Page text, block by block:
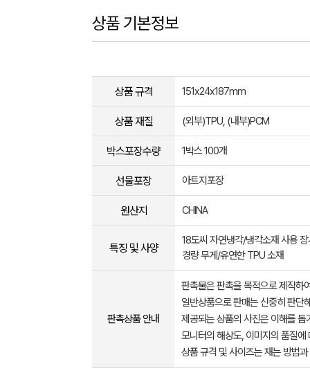
상품 기본정보
상품 규격 151x24x187mm
상품 재질 (외부)TPU, (내부)PCM
박스포장수량 1박스 100개
선물포장 아트지포장
원산지 CHINA
특징 및 사양
18도씨 자연냉각/냉각소재 사용
경량 무게/유연한 TPU 소재
판촉상품 안내
판촉물은 판촉을 목적으로 제작하
일반상품으로 판매는 신중히 판단
제공되는 상품의 사진은 이해를
모니터의 해상도, 이미지의 품질
상품 규격 및 사이즈는 재는 방법